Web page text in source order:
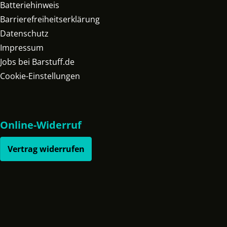
Batteriehinweis
Barrierefreiheitserklärung
Datenschutz
Impressum
Jobs bei Barstuff.de
Cookie-Einstellungen
Online-Widerruf
Vertrag widerrufen